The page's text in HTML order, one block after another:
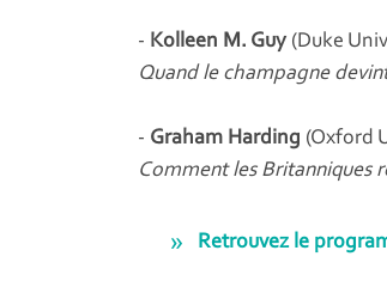
- Kolleen M. Guy (Duke
Quand le champagne
- Graham Harding (Oxford
Comment les Britanniques
Retrouvez le